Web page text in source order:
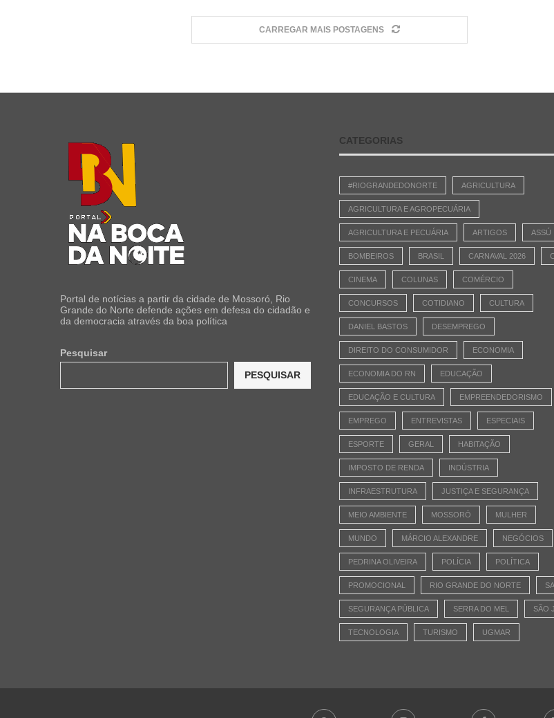
CARREGAR MAIS POSTAGENS
Portal de notícias a partir da cidade de Mossoró, Rio
Grande do Norte defende ações em defesa do cidadão e
da democracia através da boa política
Pesquisar
PESQUISAR
CATEGORIAS
#RIOGRANDEDONORTE AGRICULTURA
AGRICULTURA E AGROPECUÁRIA
AGRICULTURA E PECUÁRIA ARTIGOS ASSÚ
BOMBEIROS BRASIL CARNAVAL 2026
CINEMA COLUNAS COMÉRCIO
CONCURSOS COTIDIANO CULTURA
DANIEL BASTOS DESEMPREGO
DIREITO DO CONSUMIDOR ECONOMIA
ECONOMIA DO RN EDUCAÇÃO
EDUCAÇÃO E CULTURA EMPREENDEDORISMO
EMPREGO ENTREVISTAS ESPECIAIS
ESPORTE GERAL HABITAÇÃO
IMPOSTO DE RENDA INDÚSTRIA
INFRAESTRUTURA JUSTIÇA E SEGURANÇA
MEIO AMBIENTE MOSSORÓ MULHER
MUNDO MÁRCIO ALEXANDRE NEGÓCIOS
PEDRINA OLIVEIRA POLÍCIA POLÍTICA
PROMOCIONAL RIO GRANDE DO NORTE
SEGURANÇA PÚBLICA SERRA DO MEL SÃO
TECNOLOGIA TURISMO UGMAR